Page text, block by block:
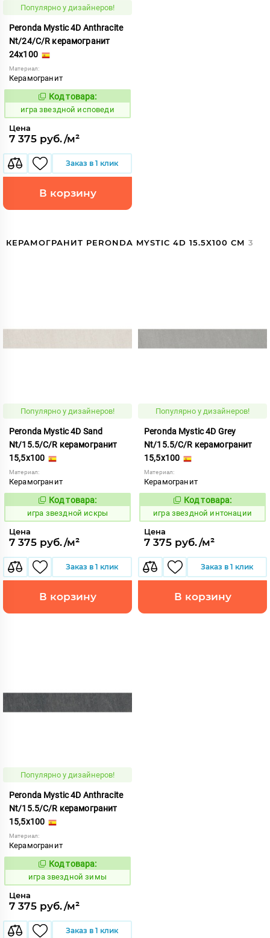
Популярно у дизайнеров!
Peronda Mystic 4D Anthracite
Nt/24/C/R керамогранит
24x100
Материал:
Керамогранит
Код:
550535
Код товара:
игра звездной исповеди
Цена
7 375 руб./м²
Заказ в 1 клик
В корзину
КЕРАМОГРАНИТ PERONDA MYSTIC 4D 15.5X100 СМ 3
Популярно у дизайнеров!
Peronda Mystic 4D Sand
Nt/15.5/C/R керамогранит
15,5x100
Материал:
Керамогранит
Код:
550534
Код товара:
игра звездной искры
Цена
7 375 руб./м²
Заказ в 1 клик
В корзину
Популярно у дизайнеров!
Peronda Mystic 4D Grey
Nt/15.5/C/R керамогранит
15,5x100
Материал:
Керамогранит
Код:
550533
Код товара:
игра звездной интонации
Цена
7 375 руб./м²
Заказ в 1 клик
В корзину
Популярно у дизайнеров!
Peronda Mystic 4D Anthracite
Nt/15.5/C/R керамогранит
15,5x100
Материал:
Керамогранит
Код:
550532
Код товара:
игра звездной зимы
Цена
7 375 руб./м²
Заказ в 1 клик